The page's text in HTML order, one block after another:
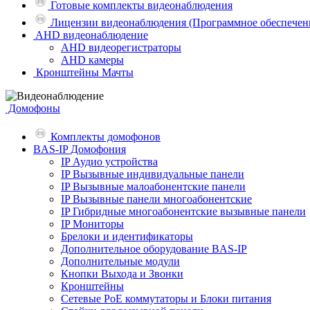
Готовые комплекты видеонаблюдения
Лицензии видеонаблюдения (Программное
AHD видеонаблюдение
AHD видеорегистраторы
AHD камеры
Кронштейны Мачты
Домофоны
Комплекты домофонов
BAS-IP Домофония
IP Аудио устройства
IP Вызывные индивидуальные панели
IP Вызывные малоабонентские панели
IP Вызывные панели многоабонентские
IP Гибридные многоабонентские вызывные панели
IP Мониторы
Брелоки и идентификаторы
Дополнительное оборудование BAS-IP
Дополнительные модули
Кнопки Выхода и Звонки
Кронштейны
Сетевые PoE коммутаторы и Блоки питания